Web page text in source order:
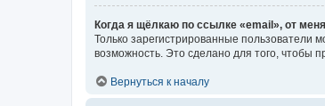
Когда я щёлкаю по ссылке «email», от
Только зарегистрированные пользователи
возможность. Это сделано для того, чтобы
Вернуться к началу